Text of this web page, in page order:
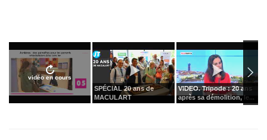
vidéo en cours
SPÉCIAL 20 ans de
MACULART
VIDEO. Tripode : 20 ans
après sa démolition, le...